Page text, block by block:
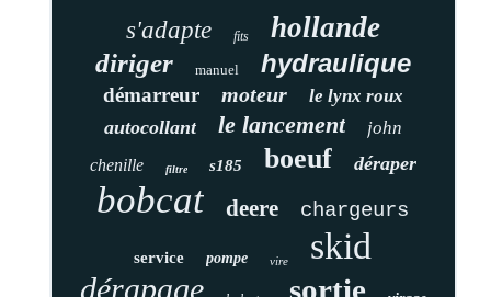
s'adapte fits hollande
diriger manuel hydraulique
démarreur moteur le lynx roux
autocollant le lancement john
chenille filtre s185 boeuf déraper
bobcat deere chargeurs
service pompe vire skid
dérapage sortie